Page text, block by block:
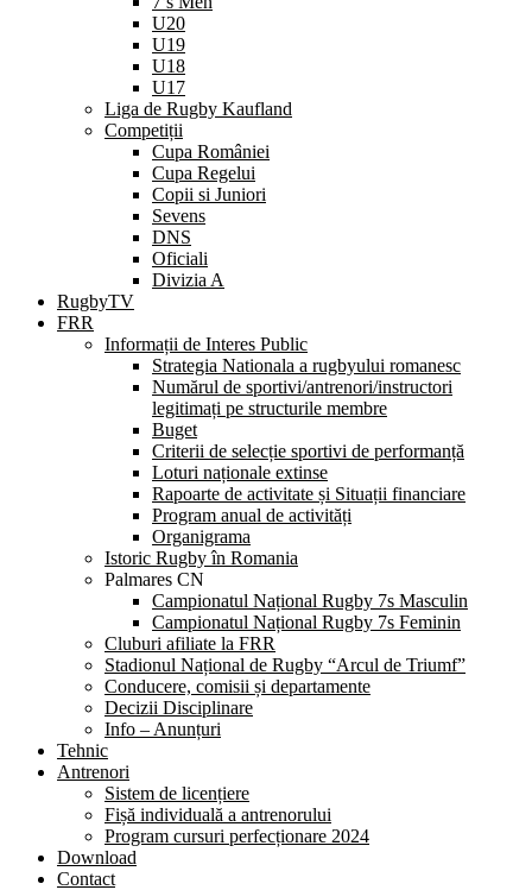
U20
U19
U18
U17
Liga de Rugby Kaufland
Competiții
Cupa României
Cupa Regelui
Copii si Juniori
Sevens
DNS
Oficiali
Divizia A
RugbyTV
FRR
Informații de Interes Public
Strategia Nationala a rugbyului romanesc
Numărul de sportivi/antrenori/instructori
legitimați pe structurile membre
Buget
Criterii de selecție sportivi de performanță
Loturi naționale extinse
Rapoarte de activitate și Situații financiare
Program anual de activități
Organigrama
Istoric Rugby în Romania
Palmares CN
Campionatul Național Rugby 7s Masculin
Campionatul Național Rugby 7s Feminin
Cluburi afiliate la FRR
Stadionul Național de Rugby “Arcul de Triumf”
Conducere, comisii și departamente
Decizii Disciplinare
Info – Anunțuri
Tehnic
Antrenori
Sistem de licențiere
Fișă individuală a antrenorului
Program cursuri perfecționare 2024
Download
Contact